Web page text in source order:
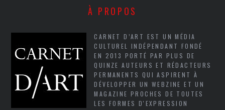
À PROPOS
CARNET D’ART EST UN MÉDIA
CULTUREL INDÉPENDANT FONDÉ
EN 2013 PORTÉ PAR PLUS DE
QUINZE AUTEURS ET RÉDACTEURS
PERMANENTS QUI ASPIRENT À
DÉVELOPPER UN WEBZINE ET UN
MAGAZINE PROCHES DE TOUTES
LES FORMES D'EXPRESSION